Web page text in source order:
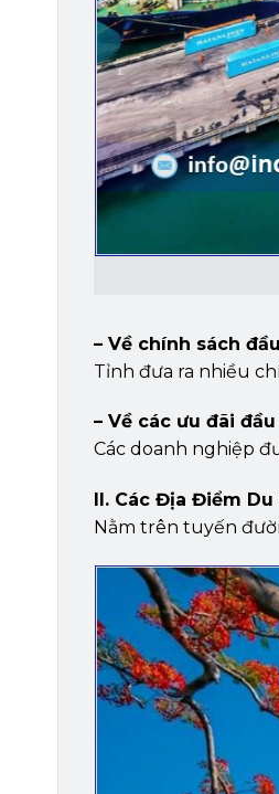
– Về chính sách
Tỉnh đưa ra nhiều
– Về các ưu đãi
Các doanh nghiệp
II. Các Địa Điểm
Nằm trên tuyến